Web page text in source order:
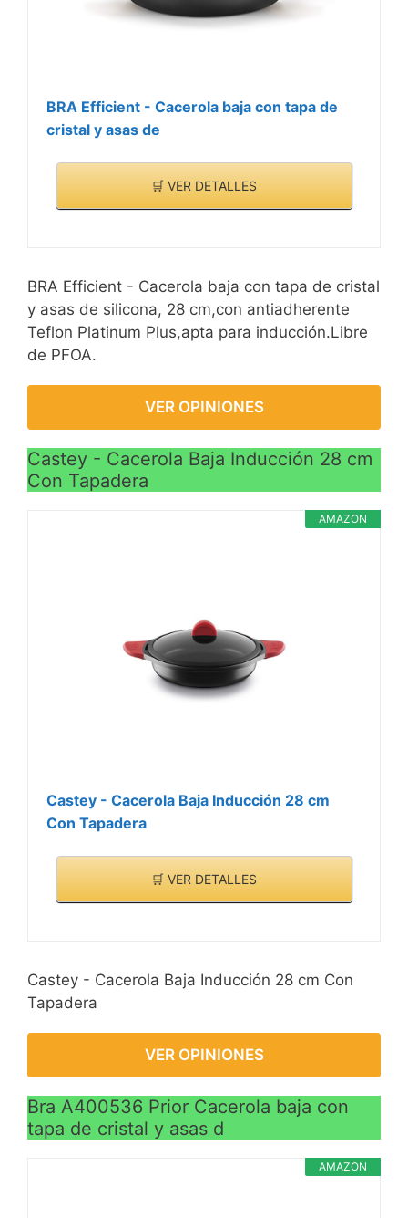
BRA Efficient - Cacerola baja con tapa de
cristal y asas de
🛒 VER DETALLES
BRA Efficient - Cacerola baja con tapa de cristal
y asas de silicona, 28 cm,con antiadherente
Teflon Platinum Plus,apta para inducción.Libre
de PFOA.
VER OPINIONES
Castey - Cacerola Baja Inducción 28 cm
Con Tapadera
AMAZON
Castey - Cacerola Baja Inducción 28 cm
Con Tapadera
🛒 VER DETALLES
Castey - Cacerola Baja Inducción 28 cm Con
Tapadera
VER OPINIONES
Bra A400536 Prior Cacerola baja con
tapa de cristal y asas d
AMAZON